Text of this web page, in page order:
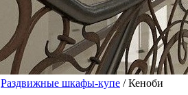
Раздвижные шкафы-купе / Кеноби